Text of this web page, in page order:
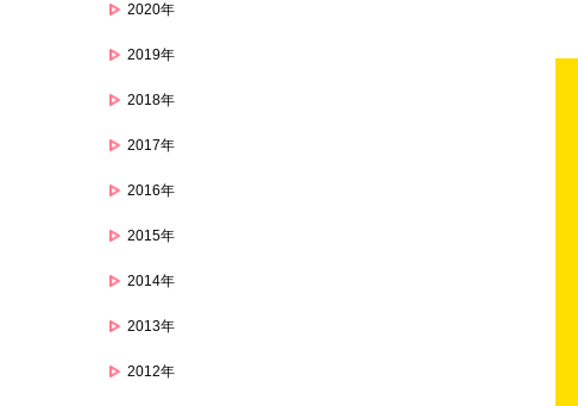
2020年
2019年
2018年
2017年
2016年
2015年
2014年
2013年
2012年